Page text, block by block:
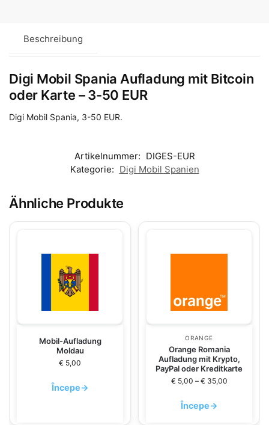
Beschreibung
Digi Mobil Spania Aufladung mit Bitcoin
oder Karte – 3-50 EUR
Digi Mobil Spania, 3-50 EUR.
Artikelnummer: DIGES-EUR
Kategorie: Digi Mobil Spanien
Ähnliche Produkte
Mobil-Aufladung
Moldau
€ 5,00
Începe→
ORANGE
Orange Romania
Aufladung mit Krypto,
PayPal oder Kreditkarte
€ 5,00 – € 35,00
Începe→